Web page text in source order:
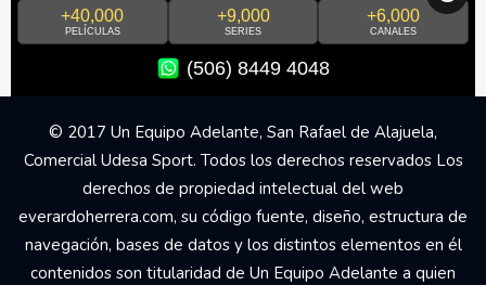
+40,000
PELÍCULAS
+9,000
SERIES
+6,000
CANALES
(506) 8449 4048
© 2017 Un Equipo Adelante, San Rafael de Alajuela,
Comercial Udesa Sport. Todos los derechos reservados Los
derechos de propiedad intelectual del web
everardoherrera.com, su código fuente, diseño, estructura de
navegación, bases de datos y los distintos elementos en él
contenidos son titularidad de Un Equipo Adelante a quien